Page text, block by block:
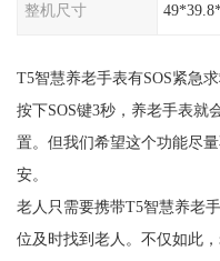
整机尺寸
T5智慧养老手表有SOS紧急
按下SOS键3秒，养老手表就
置。但我们希望这个功能尽
安。
老人只需要携带T5智慧养老
位及时找到老人。不仅如此